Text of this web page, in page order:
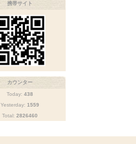
携帯サイト
カウンター
Today: 438
Yesterday: 1559
Total: 2826460